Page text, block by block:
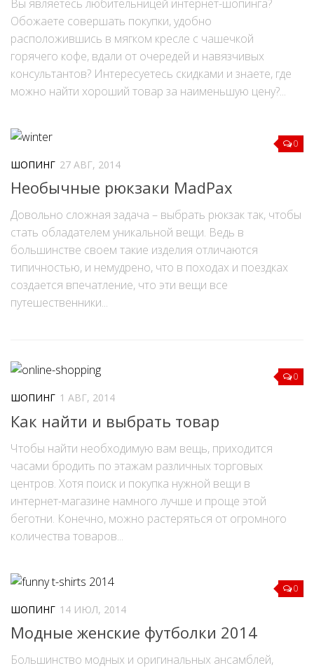
Дом и дача
Интерьер
Бытовые и электроприборы
Домашние животные
Психология
Отдых
Кулинария
Карьера
Вы являетесь любительницей интернет-шопинга?
Обожаете совершать покупки, удобно
расположившись в мягком кресле с чашечкой
горячего кофе, вдали от очередей и навязчивых
консультантов? Интересуетесь скидками и знаете, где
можно найти хороший товар за наименьшую цену?...
0
ШОПИНГ 27 АВГ, 2014
Необычные рюкзаки MadPax
Довольно сложная задача – выбрать рюкзак так, чтобы
стать обладателем уникальной вещи. Ведь в
большинстве своем такие изделия отличаются
типичностью, и немудрено, что в походах и поездках
создается впечатление, что эти вещи все
путешественники...
0
ШОПИНГ 1 АВГ, 2014
Как найти и выбрать товар
Чтобы найти необходимую вам вещь, приходится
часами бродить по этажам различных торговых
центров. Хотя поиск и покупка нужной вещи в
интернет-магазине намного лучше и проще этой
беготни. Конечно, можно растеряться от огромного
количества товаров...
0
ШОПИНГ 14 ИЮЛ, 2014
Модные женские футболки 2014
Большинство модных и оригинальных ансамблей,